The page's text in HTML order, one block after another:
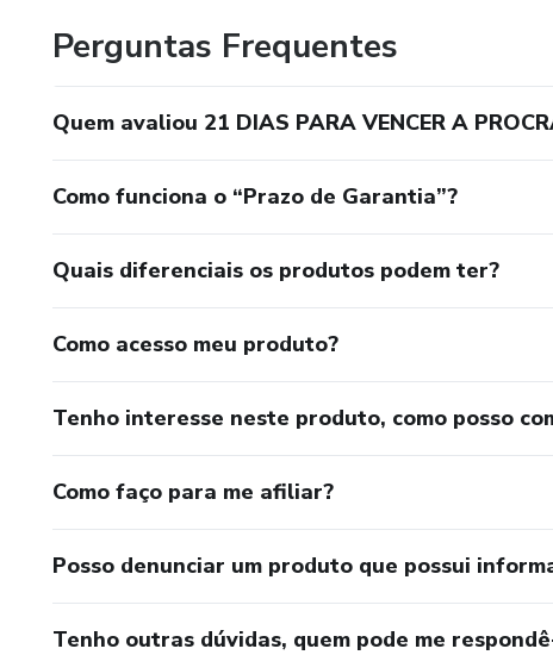
Perguntas Frequentes
Quem avaliou 21 DIAS PARA VENCER A
Como funciona o “Prazo de Garantia”?
Quais diferenciais os produtos podem ter?
Como acesso meu produto?
Tenho interesse neste produto, como posso
Como faço para me afiliar?
Posso denunciar um produto que possui
Tenho outras dúvidas, quem pode me